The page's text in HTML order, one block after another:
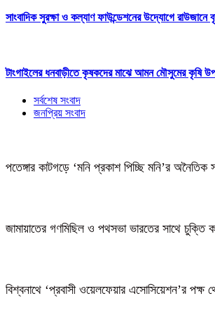
সাংবাদিক সুরক্ষা ও কল্যাণ ফাউন্ডেশনের উদ্যোগে রাউজানে
টাংগাইলের ধনবাড়ীতে কৃষকদের মাঝে আমন মৌসুমের কৃষি
সর্বশেষ সংবাদ
জনপ্রিয় সংবাদ
পতেঙ্গার কাটগড়ে ‘মনি প্রকাশ পিচ্ছি মনি’র
জামায়াতের গণমিছিল ও পথসভা ভারতের সাথে চুক্তি
বিশ্বনাথে ‘প্রবাসী ওয়েলফেয়ার এসোসিয়েশন’র পক্ষ